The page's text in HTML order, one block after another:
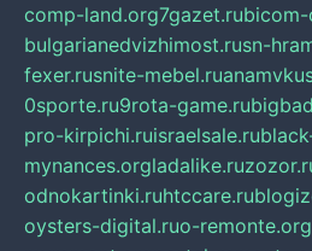
comp-land.org7gazet.rubicom-
bulgarianedvizhimost.rusn-
fexer.rusnite-mebel.ru
0sporte.ru9rota-game.ru
pro-kirpichi.ruisraelsale.ru
mynances.orgladalike.ru
odnokartinki.ruhtccare.ru
oysters-digital.ruo-remonte.org